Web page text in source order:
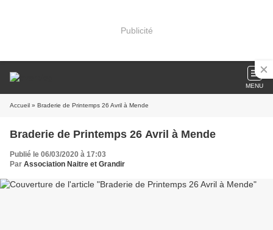
Publicité
MENU
Accueil » Braderie de Printemps 26 Avril à Mende
Braderie de Printemps 26 Avril à Mende
Publié le 06/03/2020 à 17:03
Par Association Naitre et Grandir